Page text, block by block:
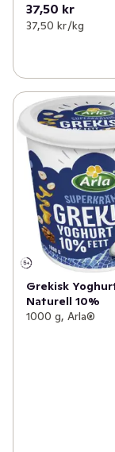
37,50 kr
37,50 kr /kg
Grekisk
Naturell 10%
1000 g, Arla®